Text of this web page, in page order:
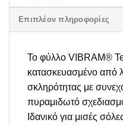
Επιπλέον πληροφορίες
Το φύλλο VIBRAM®
κατασκευασμένο από
σκληρότητας με
πυραμιδωτό
Ιδανικό για μισές